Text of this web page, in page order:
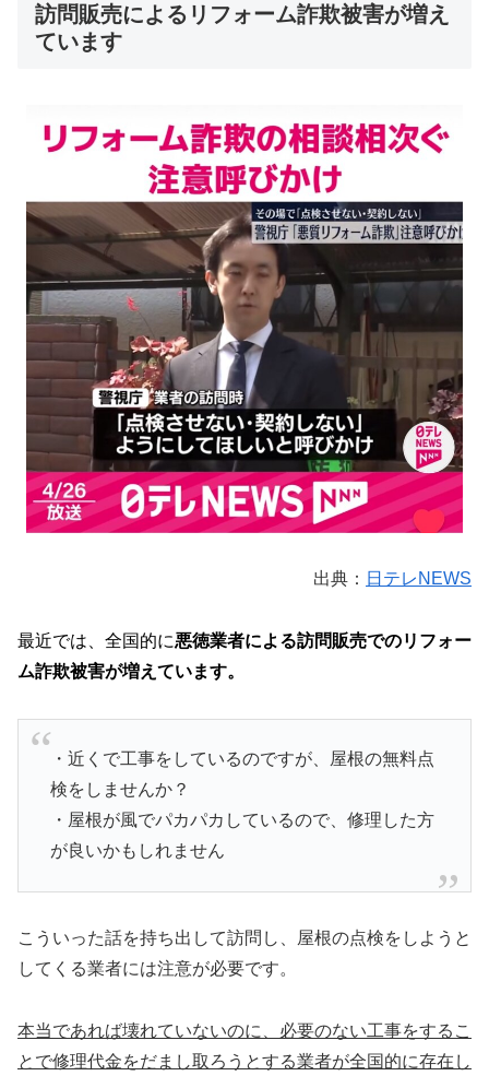
訪問販売によるリフォーム詐欺被害が増え
ています
出典： 日テレNEWS
最近では、全国的に悪徳業者による訪問販売でのリフォー
ム詐欺被害が増えています。
・近くで工事をしているのですが、屋根の無料点
検をしませんか？
・屋根が風でパカパカしているので、修理した方
が良いかもしれません
こういった話を持ち出して訪問し、屋根の点検をしようと
してくる業者には注意が必要です。
本当であれば壊れていないのに、必要のない工事をするこ
とで修理代金をだまし取ろうとする業者が全国的に存在し